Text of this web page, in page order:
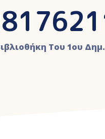
Του 1ου